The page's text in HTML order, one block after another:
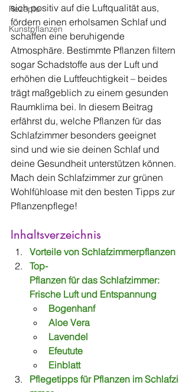
Rezepte
Kunstpflanzen
sich positiv auf die Luftqualität aus,
fördern einen erholsamen Schlaf und
schaffen eine beruhigende
Atmosphäre. Bestimmte Pflanzen filtern
sogar Schadstoffe aus der Luft und
erhöhen die Luftfeuchtigkeit – beides
trägt maßgeblich zu einem gesunden
Raumklima bei. In diesem Beitrag
erfährst du, welche Pflanzen für das
Schlafzimmer besonders geeignet
sind und wie sie deinen Schlaf und
deine Gesundheit unterstützen können.
Mach dein Schlafzimmer zur grünen
Wohlfühloase mit den besten Tipps zur
Pflanzenpflege!
Inhaltsverzeichnis
Vorteile von Schlafzimmerpflanzen
Top-
Pflanzen für das Schlafzimmer:
Frische Luft und Entspannung
Bogenhanf
Aloe Vera
Lavendel
Efeutute
Einblatt
Pflegetipps für Pflanzen im Schlafzi